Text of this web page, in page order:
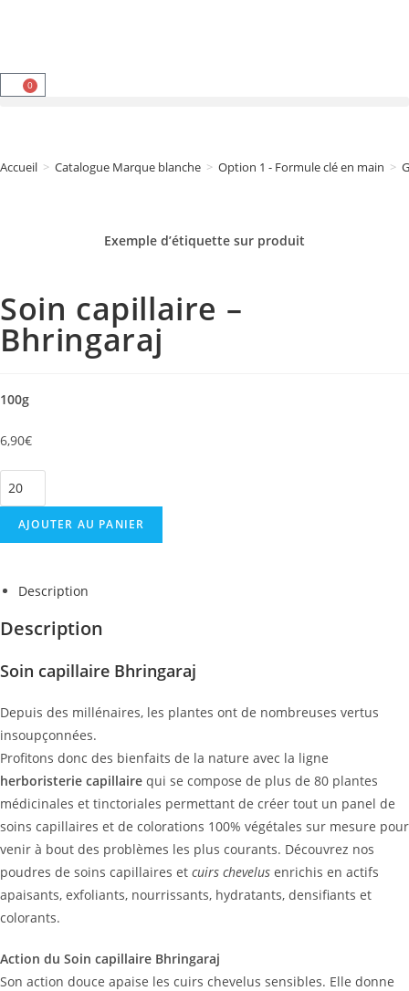
0
Accueil > Catalogue Marque blanche > Option 1 - Formule clé en main >
Exemple d’étiquette sur produit
Soin capillaire –
Bhringaraj
100g
6,90€
AJOUTER AU PANIER
Description
Description
Soin capillaire Bhringaraj
Depuis des millénaires, les plantes ont de nombreuses vertus
insoupçonnées.
Profitons donc des bienfaits de la nature avec la ligne
herboristerie capillaire qui se compose de plus de 80 plantes
médicinales et tinctoriales permettant de créer tout un panel de
soins capillaires et de colorations 100% végétales sur mesure pour
venir à bout des problèmes les plus courants. Découvrez nos
poudres de soins capillaires et cuirs chevelus enrichis en actifs
apaisants, exfoliants, nourrissants, hydratants, densifiants et
colorants.
Action du Soin capillaire Bhringaraj
Son action douce apaise les cuirs chevelus sensibles. Elle donne